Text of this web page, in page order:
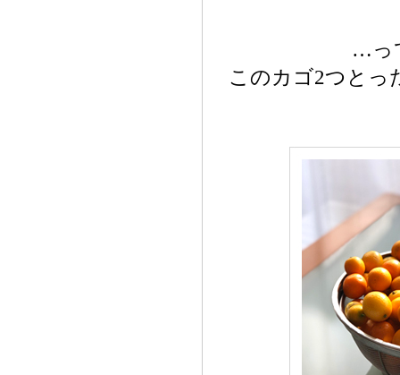
…っ
このカゴ2つとっ